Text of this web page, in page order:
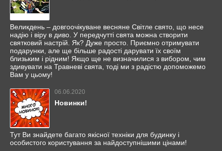
Великдень – довгоочікуване весняне Світле свято, що несе
надію і віру в диво. У передчутті свята можна створити
святковий настрій. Як? Дуже просто. Приємно отримувати
подарунки, але ще більше радості дарувати їх своїм
близьким і рідним! Якщо ще не визначилися з вибором, чим
здивувати на Травневі свята, тоді ми з радістю допоможемо
Вам у цьому!
06.06.2020
Новинки!
Тут Ви знайдете багато якісної техніки для будинку і
особистого користування за найдоступнішими цінами!